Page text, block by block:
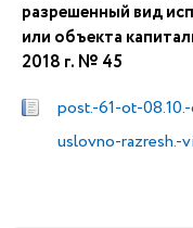
разрешенный вид
или объекта
2018 г. № 45
post.-61-ot-
uslovno-razresh.-